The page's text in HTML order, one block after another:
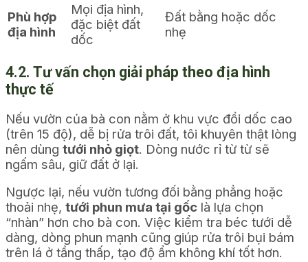
Phù hợp
địa hình
Mọi địa hình,
đặc biệt đất
dốc
Đất bằng hoặc dốc
nhẹ
4.2. Tư vấn chọn giải pháp theo địa hình
thực tế
Nếu vườn của bà con nằm ở khu vực đồi dốc cao
(trên 15 độ), dễ bị rửa trôi đất, tôi khuyên thật lòng
nên dùng tưới nhỏ giọt. Dòng nước rỉ từ từ sẽ
ngấm sâu, giữ đất ở lại.
Ngược lại, nếu vườn tương đối bằng phẳng hoặc
thoải nhẹ, tưới phun mưa tại gốc là lựa chọn
“nhàn” hơn cho bà con. Việc kiểm tra béc tưới dễ
dàng, dòng phun mạnh cũng giúp rửa trôi bụi bám
trên lá ở tầng thấp, tạo độ ẩm không khí tốt hơn.